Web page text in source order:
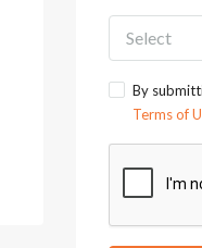
Select
By
Terms of